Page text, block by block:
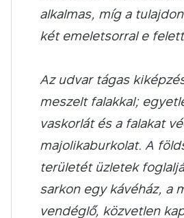
alkalmas, míg a
két emeletsorral e
Az udvar tágas
meszelt falakkal;
vaskorlát és a falakat
majolikaburkolat. A
területét üzletek
sarkon egy kávéház, a
vendéglő, közvetlen